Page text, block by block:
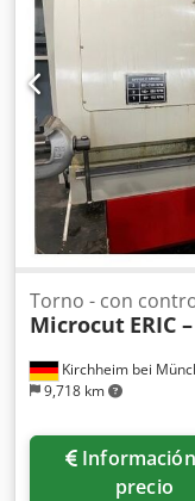
Kirchheim bei
9,718 km
Torno - con
Microcut ERIC
Información de
precio